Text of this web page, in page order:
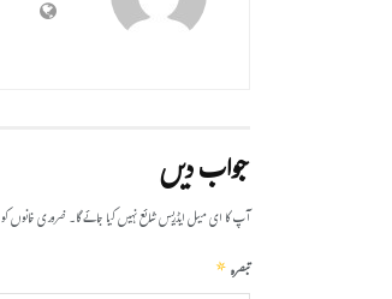
جواب دیں
آپ کا ای میل ایڈریس شائع نہیں کیا جائے گا۔ضروری خانوں کو
تبصرہ*